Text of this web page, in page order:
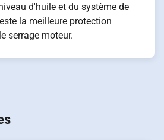
d'huile et du système de
la meilleure protection
serrage moteur.